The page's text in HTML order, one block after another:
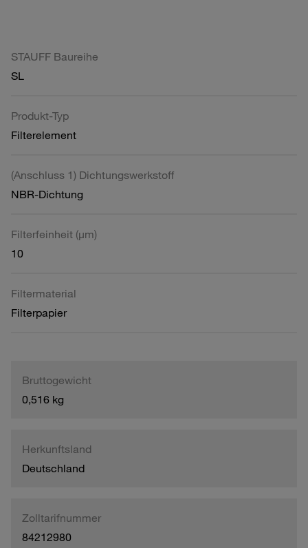
STAUFF Baureihe
SL
Produkt-Typ
Filterelement
(Anschluss 1) Dichtungswerkstoff
NBR-Dichtung
Filterfeinheit (µm)
10
Filtermaterial
Filterpapier
Bruttogewicht
0,516 kg
Herkunftsland
Deutschland
Zolltarifnummer
84212980